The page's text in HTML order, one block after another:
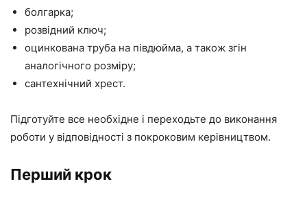
болгарка;
розвідний ключ;
оцинкована труба на півдюйма, а також згін
аналогічного розміру;
сантехнічний хрест.
Підготуйте все необхідне і переходьте до виконання
роботи у відповідності з покроковим керівництвом.
Перший крок